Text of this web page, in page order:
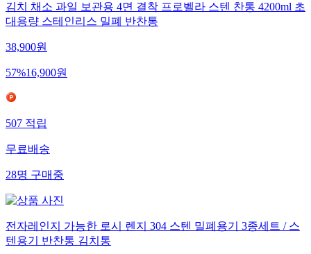
김치 채소 과일 보관용 4면 결착 프로벨라 스텐 찬통 4200ml 초
대용량 스테인리스 밀폐 반찬통
38,900원
57%16,900원
507 적립
무료배송
28명 구매중
전자레인지 가능한 로시 렌지 304 스텐 밀폐용기 3종세트 / 스
텐용기 반찬통 김치통